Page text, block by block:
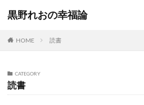
黒野れおの幸福論
HOME 読書
CATEGORY
読書